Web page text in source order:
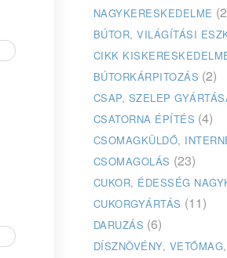
NAGYKERESKEDELME
BÚTOR, VILÁGÍTÁSI
CIKK
BÚTORKÁRPITOZÁS (2)
CSAP, SZELEP
CSATORNA ÉPÍTÉS (4)
CSOMAGKÜLDŐ,
CSOMAGOLÁS (23)
CUKOR, ÉDESSÉG
CUKORGYÁRTÁS (11)
DARUZÁS (6)
DÍSZNÖVÉNY,